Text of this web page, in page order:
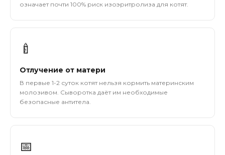
означает почти 100% риск изоэритролиза для котят.
🍼
Отлучение от матери
В первые 1-2 суток котят нельзя кормить материнским
молозивом. Сыворотка даёт им необходимые
безопасные антитела.
📅